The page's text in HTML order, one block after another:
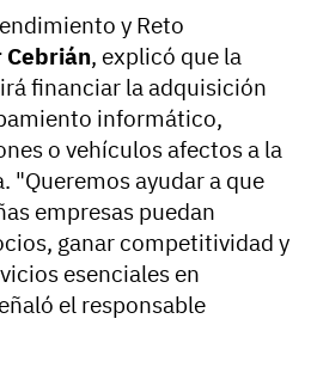
y Reto
Cebrián, explicó que la
financiar la adquisición
informático,
o vehículos afectos a la
"Queremos ayudar a que
empresas puedan
ganar competitividad y
esenciales en
el responsable